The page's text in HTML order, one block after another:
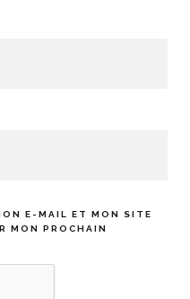
E-MAIL ET MON SITE
MON PROCHAIN